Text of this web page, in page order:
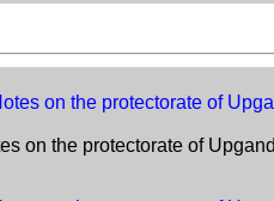
on the protectorate of